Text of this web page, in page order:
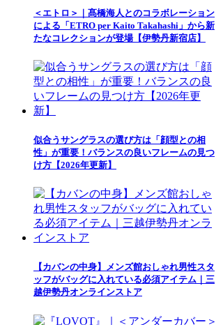
＜エトロ＞｜髙橋海人とのコラボレーション
による「ETRO per Kaito Takahashi」から新
たなコレクションが登場【伊勢丹新宿店】
似合うサングラスの選び方は「顔型との相
性」が重要！バランスの良いフレームの見つ
け方【2026年更新】
【カバンの中身】メンズ館おしゃれ男性スタ
ッフがバッグに入れている必須アイテム｜三
越伊勢丹オンラインストア